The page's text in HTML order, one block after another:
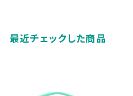
最近チェックした商品